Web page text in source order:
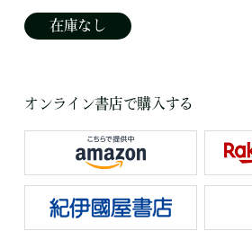
在庫なし
オンライン書店で購入する